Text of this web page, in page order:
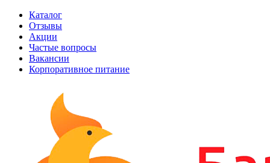
Каталог
Отзывы
Акции
Частые вопросы
Вакансии
Корпоративное питание